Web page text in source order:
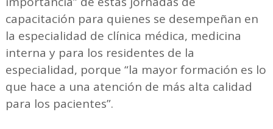
capacitación para quienes se desempeñan en
la especialidad de clínica médica, medicina
interna y para los residentes de la
especialidad, porque “la mayor formación es lo
que hace a una atención de más alta calidad
para los pacientes”.